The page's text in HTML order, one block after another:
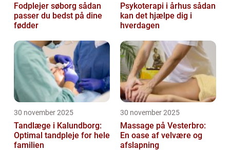
Fodplejer søborg sådan
passer du bedst på dine
fødder
Psykoterapi i århus sådan
kan det hjælpe dig i
hverdagen
30 november 2025
Tandlæge i Kalundborg:
Optimal tandpleje for hele
familien
30 november 2025
Massage på Vesterbro:
En oase af velvære og
afslapning